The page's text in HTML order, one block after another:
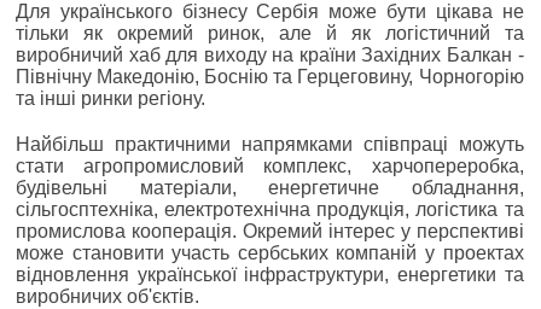
Для українського бізнесу Сербія може бути цікава не
тільки як окремий ринок, але й як логістичний та
виробничий хаб для виходу на країни Західних Балкан -
Північну Македонію, Боснію та Герцеговину, Чорногорію
та інші ринки регіону.
Найбільш практичними напрямками співпраці можуть
стати агропромисловий комплекс, харчопереробка,
будівельні матеріали, енергетичне обладнання,
сільгосптехніка, електротехнічна продукція, логістика та
промислова кооперація. Окремий інтерес у перспективі
може становити участь сербських компаній у проектах
відновлення української інфраструктури, енергетики та
виробничих об'єктів.